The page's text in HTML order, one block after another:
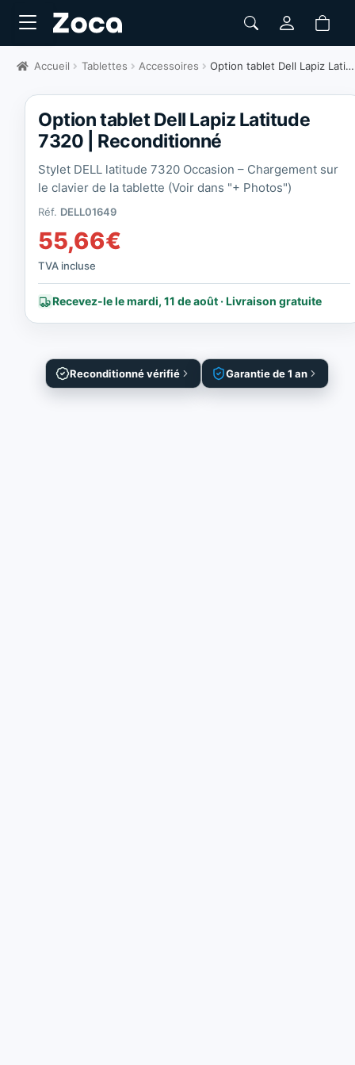
Accueil Tablettes Accessoires Option tablet Dell Lapiz Latitude 7320 | Reconditionné
Reconditionné vérifié Garantie de 1 an
Option tablet Dell Lapiz Latitude
7320 | Reconditionné
Stylet DELL latitude 7320 Occasion – Chargement sur
le clavier de la tablette (Voir dans "+ Photos")
Réf. DELL01649
55,66€
TVA incluse
Recevez-le le mardi, 11 de août · Livraison gratuite